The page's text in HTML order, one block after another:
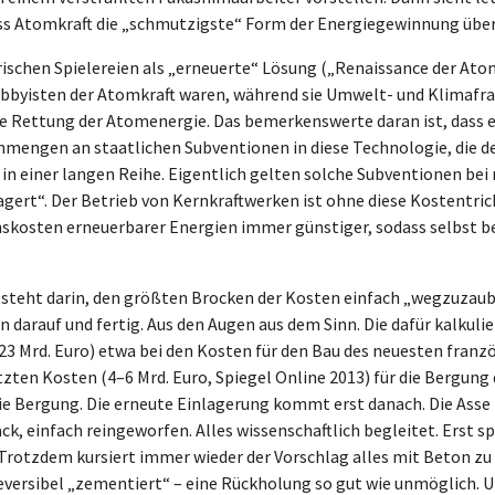
Atomkraft die „schmutzigste“ Form der Energiegewinnung
Spielereien als „erneuerte“ Lösung („Renaissance der
der Atomkraft waren, während sie Umwelt- und
der Atomenergie. Das bemerkenswerte daran ist, dass
an staatlichen Subventionen in diese Technologie, die
einer langen Reihe. Eigentlich gelten solche Subventionen
Der Betrieb von Kernkraftwerken ist ohne diese
erneuerbarer Energien immer günstiger, sodass selbst
darin, den größten Brocken der Kosten einfach
und fertig. Aus den Augen aus dem Sinn. Die dafür
Euro) etwa bei den Kosten für den Bau des neuesten
Kosten (4–6 Mrd. Euro, Spiegel Online 2013) für die
Bergung. Die erneute Einlagerung kommt erst danach. Die
einfach reingeworfen. Alles wissenschaftlich begleitet. Erst
kursiert immer wieder der Vorschlag alles mit Beton
„zementiert“ – eine Rückholung so gut wie unmöglich.